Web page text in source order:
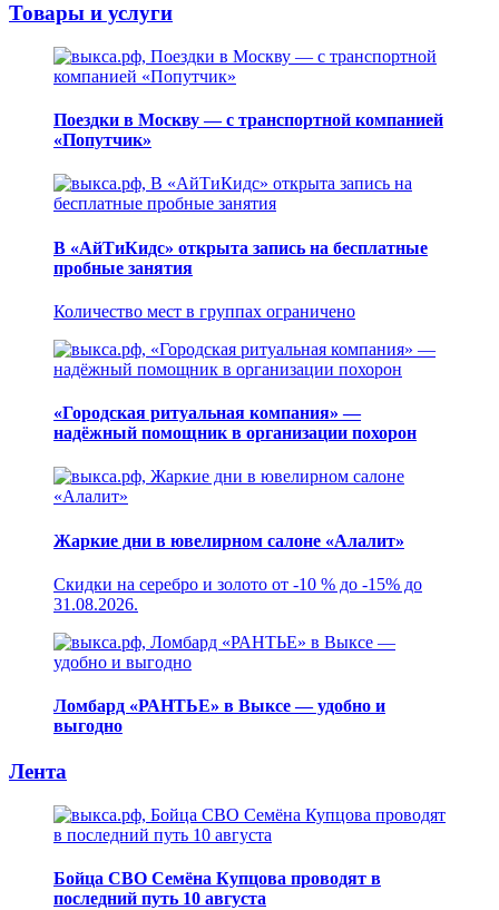
Товары и услуги
Поездки в Москву — с транспортной компанией
«Попутчик»
В «АйТиКидс» открыта запись на бесплатные
пробные занятия
Количество мест в группах ограничено
«Городская ритуальная компания» —
надёжный помощник в организации похорон
Жаркие дни в ювелирном салоне «Алалит»
Скидки на серебро и золото от -10 % до -15% до
31.08.2026.
Ломбард «РАНТЬЕ» в Выксе — удобно и
выгодно
Лента
Бойца СВО Семёна Купцова проводят в
последний путь 10 августа